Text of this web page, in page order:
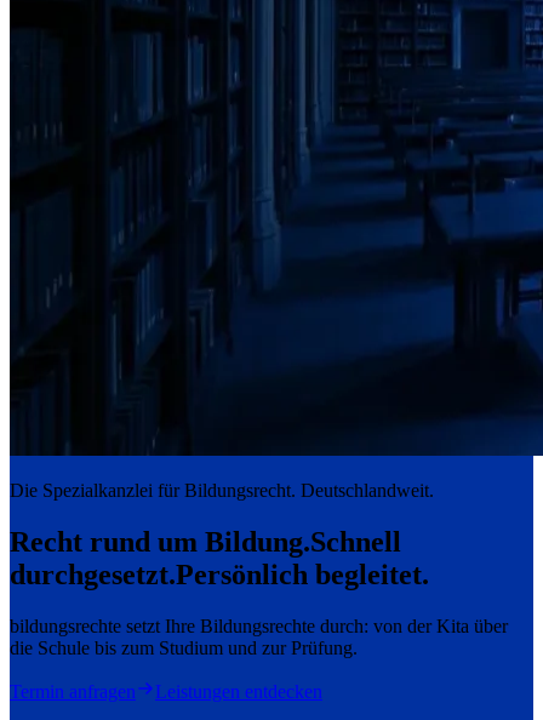
Die Spezialkanzlei für Bildungsrecht. Deutschlandweit.
Recht rund um Bildung.Schnell
durchgesetzt.Persönlich begleitet.
bildungsrechte setzt Ihre Bildungsrechte durch: von der Kita über
die Schule bis zum Studium und zur Prüfung.
Termin anfragen
Leistungen entdecken